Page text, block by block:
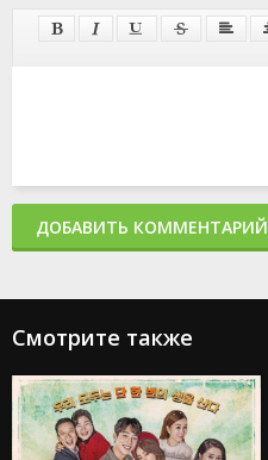
ДОБАВИТЬ КОММЕНТАРИЙ
Смотрите также